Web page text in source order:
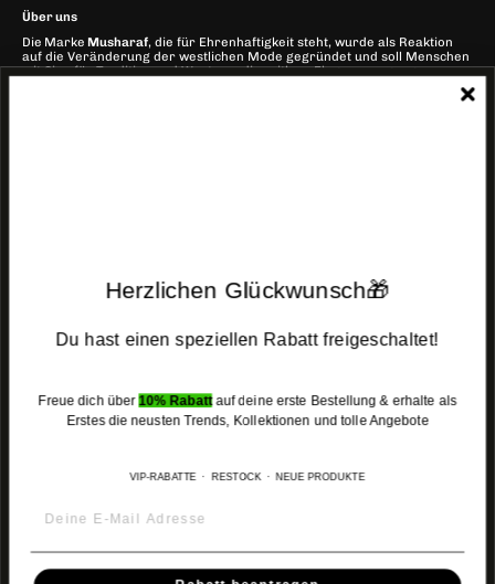
Über uns
Die Marke Musharaf, die für Ehrenhaftigkeit steht, wurde als Reaktion
auf die Veränderung der westlichen Mode gegründet und soll Menschen
mit Sinn für Tradition und Werte an die zeitlose Eleganz vergangener
WERDE TEIL DER COMMUNITY
Melden
Mailingliste
Abonnieren
Abonnieren
Herzlichen Glückwunsch🎁
Du hast einen speziellen Rabatt freigeschaltet!
Freue dich über 10% Rabattauf deine erste Bestellung & erhalte als
Erstes die neusten Trends, Kollektionen und tolle Angebote
VIP-RABATTE · RESTOCK · NEUE PRODUKTE